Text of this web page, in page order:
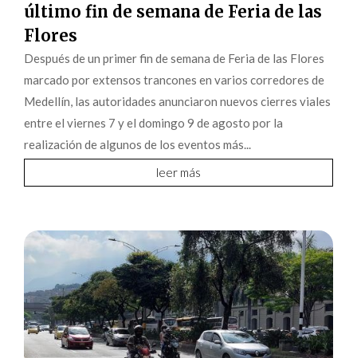
último fin de semana de Feria de las
Flores
Después de un primer fin de semana de Feria de las Flores
marcado por extensos trancones en varios corredores de
Medellín, las autoridades anunciaron nuevos cierres viales
entre el viernes 7 y el domingo 9 de agosto por la
realización de algunos de los eventos más...
leer más